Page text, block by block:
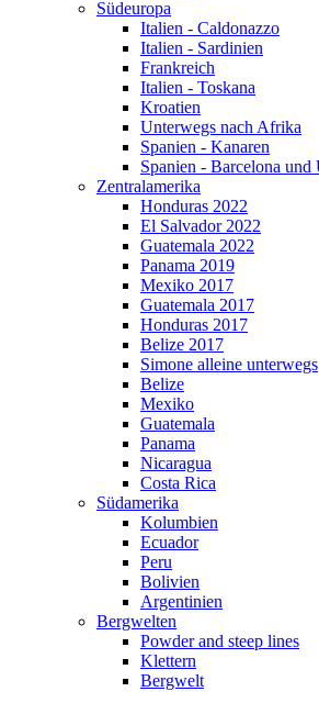
Südeuropa
Italien - Caldonazzo
Italien - Sardinien
Frankreich
Italien - Toskana
Kroatien
Unterwegs nach Afrika
Spanien - Kanaren
Spanien - Barcelona und
Zentralamerika
Honduras 2022
El Salvador 2022
Guatemala 2022
Panama 2019
Mexiko 2017
Guatemala 2017
Honduras 2017
Belize 2017
Simone alleine unterwegs
Belize
Mexiko
Guatemala
Panama
Nicaragua
Costa Rica
Südamerika
Kolumbien
Ecuador
Peru
Bolivien
Argentinien
Bergwelten
Powder and steep lines
Klettern
Bergwelt